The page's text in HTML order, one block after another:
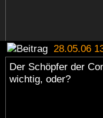
28.05.06
Der Schöpfer der
wichtig, oder?